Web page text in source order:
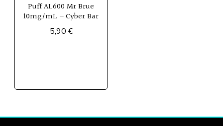
Puff AL600 Mr Brue
10mg/mL – Cyber Bar
5,90 €